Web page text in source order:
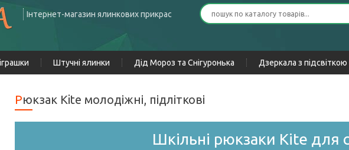
Інтернет-магазин ялинкових прикрас
Штучні ялинки Дід Мороз та Снігуронька Дзеркала з підсвіткою
Рюкзак Kite молодіжні, підліткові
Шкільні рюкзаки Kite для